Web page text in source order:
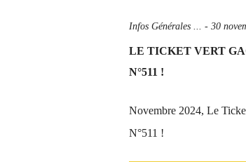
Infos Générales ... - 30
LE TICKET VERT
N°511 !
Novembre 2024, Le
N°511 !